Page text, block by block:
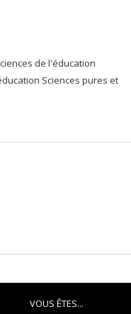
de l'éducation
Sciences pures et
VOUS ÊTES...